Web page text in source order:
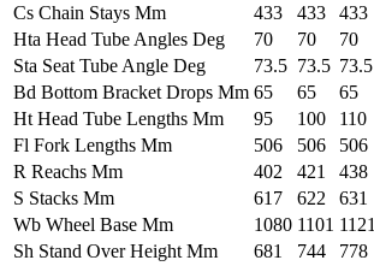
Cs Chain Stays Mm
433 433 433
Hta Head Tube Angles Deg
70 70 70
Sta Seat Tube Angle Deg
73.5 73.5 73.5
Bd Bottom Bracket Drops Mm 65 65 65
Ht Head Tube Lengths Mm
95 100 110
Fl Fork Lengths Mm
506 506 506
R Reachs Mm
402 421 438
S Stacks Mm
617 622 631
Wb Wheel Base Mm
1080 1101 1121
Sh Stand Over Height Mm
681 744 778